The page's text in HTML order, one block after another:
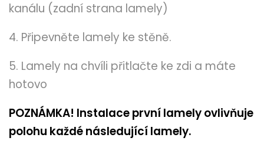
kanálu (zadní strana lamely)
4. Připevněte lamely ke stěně.
5. Lamely na chvíli přitlačte ke zdi a máte
hotovo
POZNÁMKA! Instalace první lamely ovlivňuje
polohu každé následující lamely.